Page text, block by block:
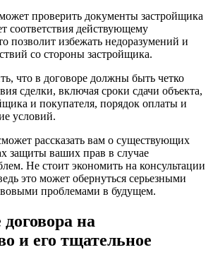
проверить документы застройщика
соответствия действующему
позволит избежать недоразумений и
со стороны застройщика.
что в договоре должны быть четко
сделки, включая сроки сдачи объекта,
и покупателя, порядок оплаты и
условий.
рассказать вам о существующих
защиты ваших прав в случае
Не стоит экономить на консультации
это может обернуться серьезными
проблемами в будущем.
на
и его тщательное